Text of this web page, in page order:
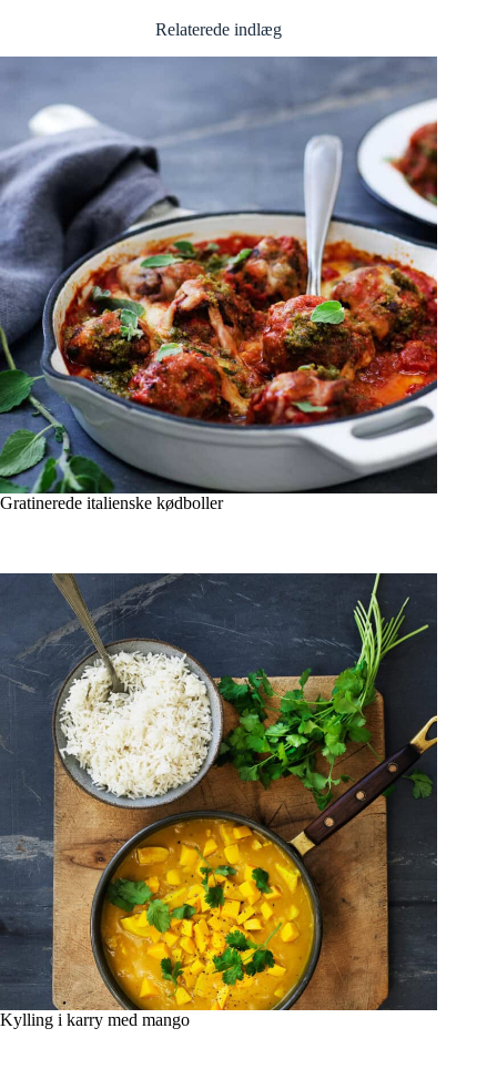
Relaterede indlæg
Gratinerede italienske kødboller
Kylling i karry med mango